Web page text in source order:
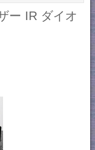
ー IR ダイオ